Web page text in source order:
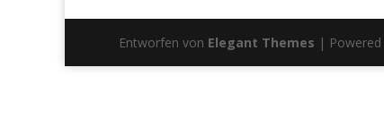
Entworfen von Elegant Themes | Powered